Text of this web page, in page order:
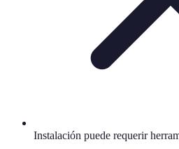
Instalación puede requerir